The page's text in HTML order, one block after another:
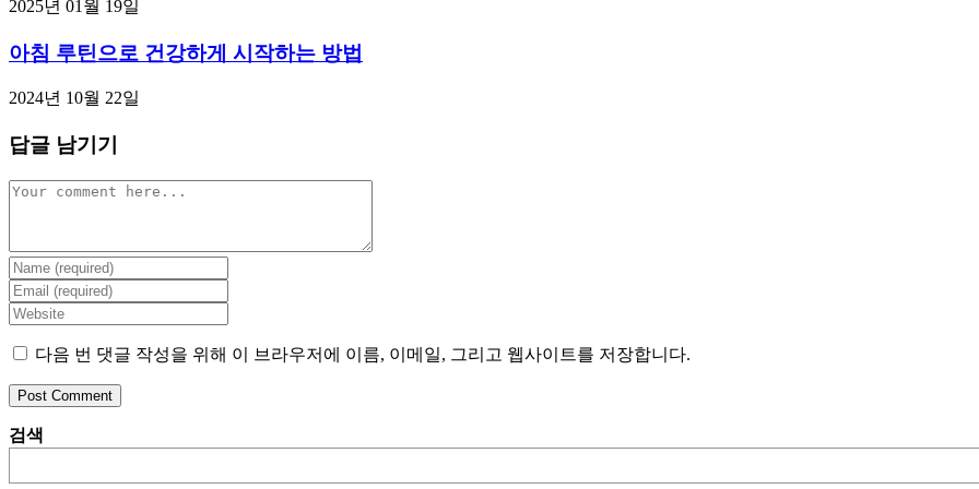
2025년 01월 19일
아침 루틴으로 건강하게 시작하는 방법
2024년 10월 22일
답글 남기기
Comment
Enter
your
name
or
username
to
comment
Enter
your
email
address
to
comment
Enter
your
website
(optional)
다음 번 댓글 작성을 위해 이 브라우저에 이름, 이메일, 그리고 웹사이트를 저장합니다.
검색